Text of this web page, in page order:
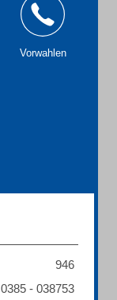
Vorwahlen
946
0385 - 038753